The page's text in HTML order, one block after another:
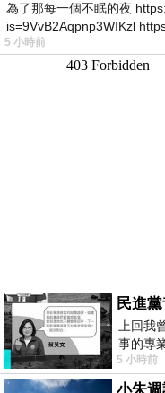
為了那每一個不眠的夜
is=9VvB2Aqpnp3WIKzl
5 小時前
民進
上回我
事的專
是只會
5 小時前